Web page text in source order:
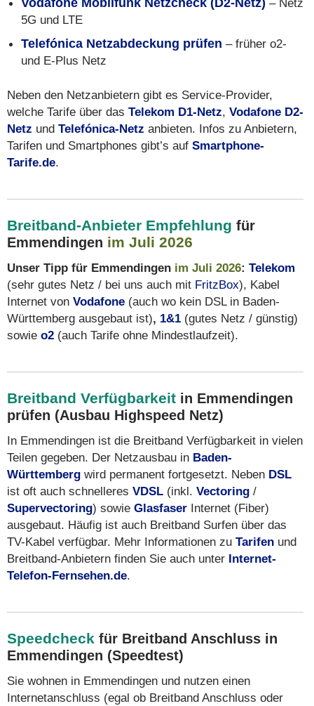
5G und LTE
Telefónica Netzabdeckung prüfen – früher o2-
und E-Plus Netz
Neben den Netzanbietern gibt es Service-Provider,
welche Tarife über das Telekom D1-Netz, Vodafone D2-
Netz und Telefónica-Netz anbieten. Infos zu Anbietern,
Tarifen und Smartphones gibt’s auf Smartphone-
Tarife.de.
Breitband-Anbieter Empfehlung für
Emmendingen im Juli 2026
Unser Tipp für Emmendingen im Juli 2026: Telekom
(sehr gutes Netz / bei uns auch mit FritzBox), Kabel
Internet von Vodafone (auch wo kein DSL in Baden-
Württemberg ausgebaut ist), 1&1 (gutes Netz / günstig)
sowie o2 (auch Tarife ohne Mindestlaufzeit).
Breitband Verfügbarkeit in Emmendingen
prüfen (Ausbau Highspeed Netz)
In Emmendingen ist die Breitband Verfügbarkeit in vielen
Teilen gegeben. Der Netzausbau in Baden-
Württemberg wird permanent fortgesetzt. Neben DSL
ist oft auch schnelleres VDSL (inkl. Vectoring /
Supervectoring) sowie Glasfaser Internet (Fiber)
ausgebaut. Häufig ist auch Breitband Surfen über das
TV-Kabel verfügbar. Mehr Informationen zu Tarifen und
Breitband-Anbietern finden Sie auch unter Internet-
Telefon-Fernsehen.de.
Speedcheck für Breitband Anschluss in
Emmendingen (Speedtest)
Sie wohnen in Emmendingen und nutzen einen
Internetanschluss (egal ob Breitband Anschluss oder